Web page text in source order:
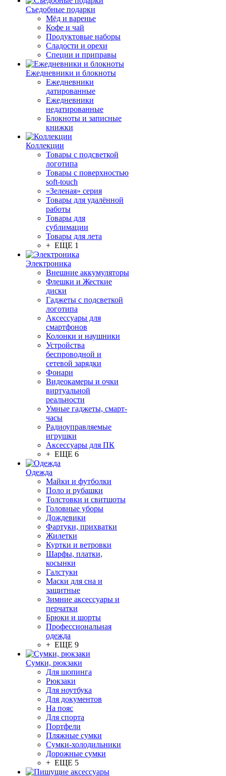
Съедобные подарки
Мёд и варенье
Кофе и чай
Продуктовые наборы
Сладости и орехи
Специи и приправы
Ежедневники и блокноты
Ежедневники
датированные
Ежедневники
недатированные
Блокноты и записные
книжки
Коллекции
Товары с подсветкой
логотипа
Товары с поверхностью
soft-touch
«Зеленая» серия
Товары для удалённой
работы
Товары для
сублимации
Товары для лета
+ ЕЩЕ 1
Электроника
Внешние аккумуляторы
Флешки и Жесткие
диски
Гаджеты с подсветкой
логотипа
Аксессуары для
смартфонов
Колонки и наушники
Устройства
беспроводной и
сетевой зарядки
Фонари
Видеокамеры и очки
виртуальной
реальности
Умные гаджеты, смарт-
часы
Радиоуправляемые
игрушки
Аксессуары для ПК
+ ЕЩЕ 6
Одежда
Майки и футболки
Поло и рубашки
Толстовки и свитшоты
Головные уборы
Дождевики
Фартуки, прихватки
Жилетки
Куртки и ветровки
Шарфы, платки,
косынки
Галстуки
Маски для сна и
защитные
Зимние аксессуары и
перчатки
Брюки и шорты
Профессиональная
одежда
+ ЕЩЕ 9
Сумки, рюкзаки
Для шопинга
Рюкзаки
Для ноутбука
Для документов
На пояс
Для спорта
Портфели
Пляжные сумки
Сумки-холодильники
Дорожные сумки
+ ЕЩЕ 5